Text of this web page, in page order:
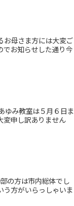
お母さま方には大変ご
でお知らせした通り今
ゆみ教室は５月６日ま
変申し訳ありません
の方は市内総体でし
方がいらっしゃいま